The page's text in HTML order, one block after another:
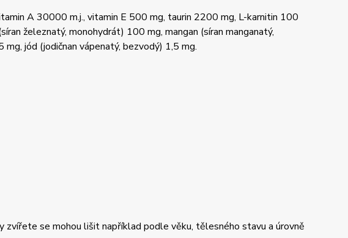
A 30000 m.j., vitamin E 500 mg, taurin 2200 mg, L-karnitin 100
železnatý, monohydrát) 100 mg, mangan (síran manganatý,
jód (jodičnan vápenatý, bezvodý) 1,5 mg.
zvířete se mohou lišit například podle věku, tělesného stavu a úrovně